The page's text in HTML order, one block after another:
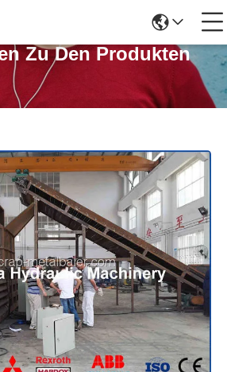
Zu Den Produkten